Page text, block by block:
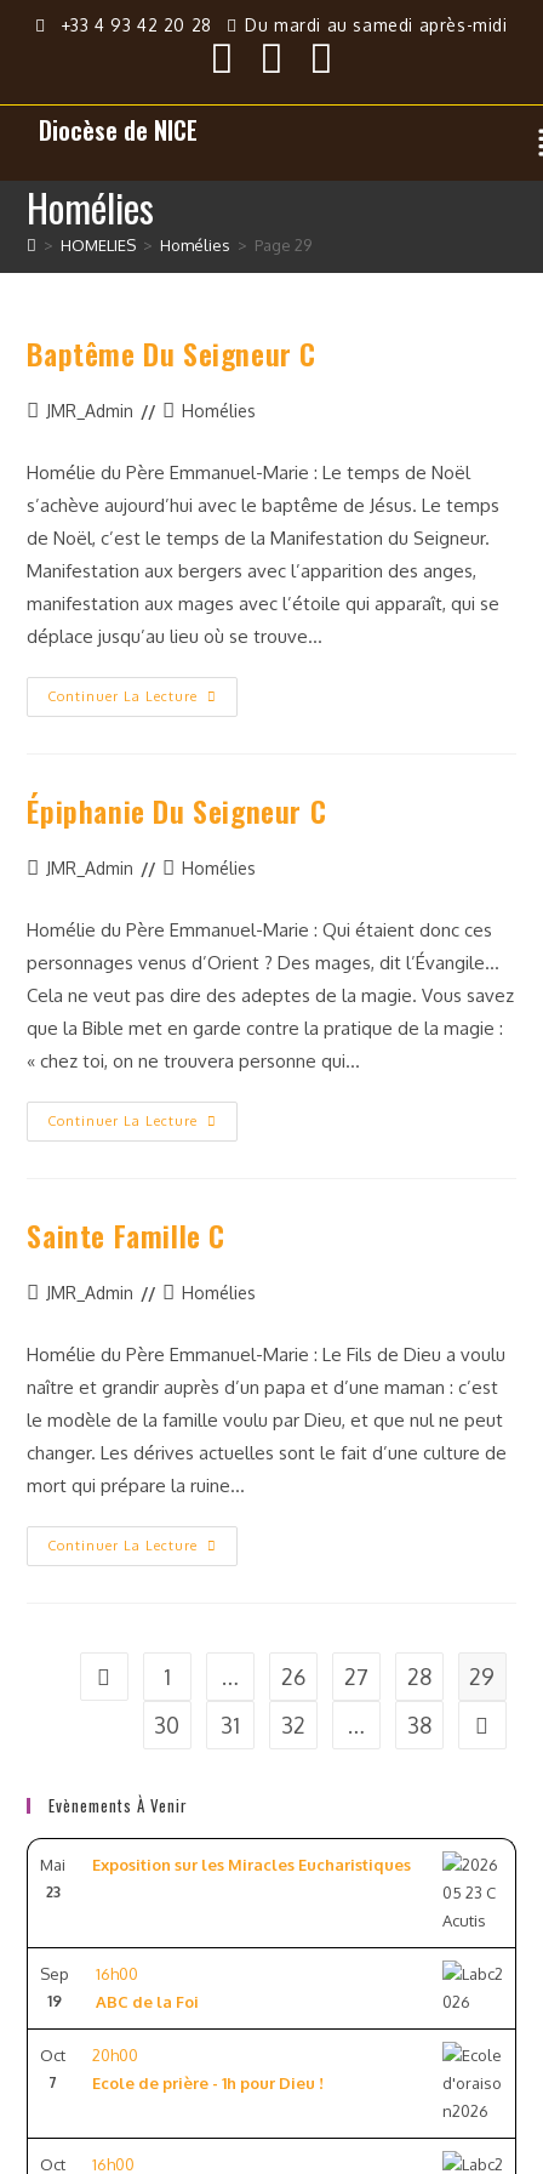
+33 4 93 42 20 28 Du mardi au samedi après-midi
Diocèse de NICE
Homélies
> HOMELIES > Homélies > Page 29
Baptême Du Seigneur C
JMR_Admin Homélies
Homélie du Père Emmanuel-Marie : Le temps de Noël
s’achève aujourd’hui avec le baptême de Jésus. Le temps
de Noël, c’est le temps de la Manifestation du Seigneur.
Manifestation aux bergers avec l’apparition des anges,
manifestation aux mages avec l’étoile qui apparaît, qui se
déplace jusqu’au lieu où se trouve…
Continuer La Lecture
Épiphanie Du Seigneur C
JMR_Admin Homélies
Homélie du Père Emmanuel-Marie : Qui étaient donc ces
personnages venus d’Orient ? Des mages, dit l’Évangile…
Cela ne veut pas dire des adeptes de la magie. Vous savez
que la Bible met en garde contre la pratique de la magie :
« chez toi, on ne trouvera personne qui…
Continuer La Lecture
Sainte Famille C
JMR_Admin Homélies
Homélie du Père Emmanuel-Marie : Le Fils de Dieu a voulu
naître et grandir auprès d’un papa et d’une maman : c’est
le modèle de la famille voulu par Dieu, et que nul ne peut
changer. Les dérives actuelles sont le fait d’une culture de
mort qui prépare la ruine…
Continuer La Lecture
1 … 26 27 28
29
30
31 32 … 38
Evènements À Venir
Mai
23
Exposition sur les Miracles Eucharistiques
Sep
19
16h00
ABC de la Foi
Oct
7
20h00
Ecole de prière - 1h pour Dieu !
Oct 16h00